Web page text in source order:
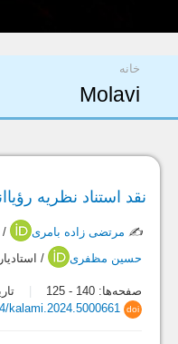
شما اینجا هستید
خانه
Molavi
نقد استناد نظریه
✍️ مرتضی زاده بامری
/
حسین مظفری
/
صفحه‌ها: 140
-
doi
kalami.2024.5000661